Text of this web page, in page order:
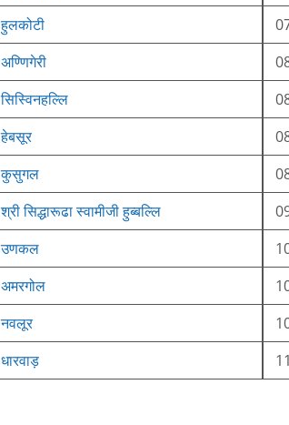
हुलकोटी
अण्णिगेरी
सिस्विनहल्लि
हेबसूर
कुसुगल
श्री सिद्धारूढा स्वामीजी हुब्बल्लि
उणकल
अमरगोल
नवलूर
धारवाड़